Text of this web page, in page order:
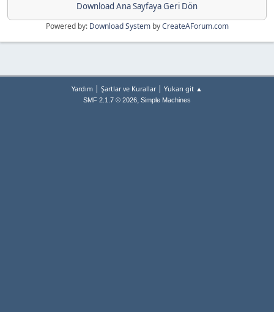
Download Ana Sayfaya Geri Dön
Powered by: Download SystembyCreateAForum.com
Yardım | Şartlar ve Kurallar| Yukarı git ▲
SMF 2.1.7 © 2026, Simple Machines